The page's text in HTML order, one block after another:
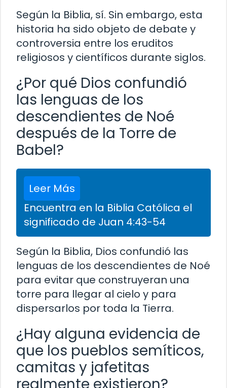
Según la Biblia, sí. Sin embargo, esta
historia ha sido objeto de debate y
controversia entre los eruditos
religiosos y científicos durante siglos.
¿Por qué Dios confundió
las lenguas de los
descendientes de Noé
después de la Torre de
Babel?
Leer Más
Encuentra en la Biblia Católica el
significado de Juan 4:43-54
Según la Biblia, Dios confundió las
lenguas de los descendientes de Noé
para evitar que construyeran una
torre para llegar al cielo y para
dispersarlos por toda la Tierra.
¿Hay alguna evidencia de
que los pueblos semíticos,
camitas y jafetitas